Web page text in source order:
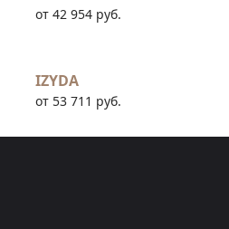
от 42 954 руб.
IZYDA
от 53 711 руб.